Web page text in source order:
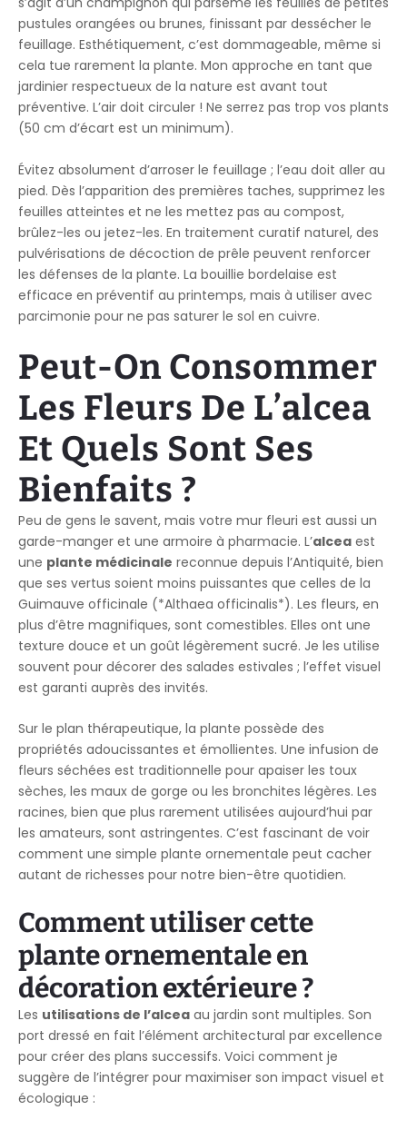
pustules orangées ou brunes, finissant par dessécher le
feuillage. Esthétiquement, c’est dommageable, même si
cela tue rarement la plante. Mon approche en tant que
jardinier respectueux de la nature est avant tout
préventive. L’air doit circuler ! Ne serrez pas trop vos plants
(50 cm d’écart est un minimum).
Évitez absolument d’arroser le feuillage ; l’eau doit aller au
pied. Dès l’apparition des premières taches, supprimez les
feuilles atteintes et ne les mettez pas au compost,
brûlez-les ou jetez-les. En traitement curatif naturel, des
pulvérisations de décoction de prêle peuvent renforcer
les défenses de la plante. La bouillie bordelaise est
efficace en préventif au printemps, mais à utiliser avec
parcimonie pour ne pas saturer le sol en cuivre.
Peut-On Consommer
Les Fleurs De L’alcea
Et Quels Sont Ses
Bienfaits ?
Peu de gens le savent, mais votre mur fleuri est aussi un
garde-manger et une armoire à pharmacie. L’alcea est
une plante médicinale reconnue depuis l’Antiquité, bien
que ses vertus soient moins puissantes que celles de la
Guimauve officinale (*Althaea officinalis*). Les fleurs, en
plus d’être magnifiques, sont comestibles. Elles ont une
texture douce et un goût légèrement sucré. Je les utilise
souvent pour décorer des salades estivales ; l’effet visuel
est garanti auprès des invités.
Sur le plan thérapeutique, la plante possède des
propriétés adoucissantes et émollientes. Une infusion de
fleurs séchées est traditionnelle pour apaiser les toux
sèches, les maux de gorge ou les bronchites légères. Les
racines, bien que plus rarement utilisées aujourd’hui par
les amateurs, sont astringentes. C’est fascinant de voir
comment une simple plante ornementale peut cacher
autant de richesses pour notre bien-être quotidien.
Comment utiliser cette
plante ornementale en
décoration extérieure ?
Les utilisations de l’alcea au jardin sont multiples. Son
port dressé en fait l’élément architectural par excellence
pour créer des plans successifs. Voici comment je
suggère de l’intégrer pour maximiser son impact visuel et
écologique :